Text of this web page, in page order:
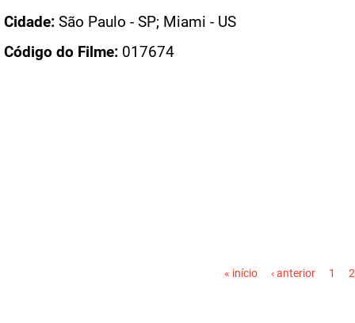
Cidade: São Paulo - SP; Miami - US
Código do Filme: 017674
« início ‹ anterior 1 2